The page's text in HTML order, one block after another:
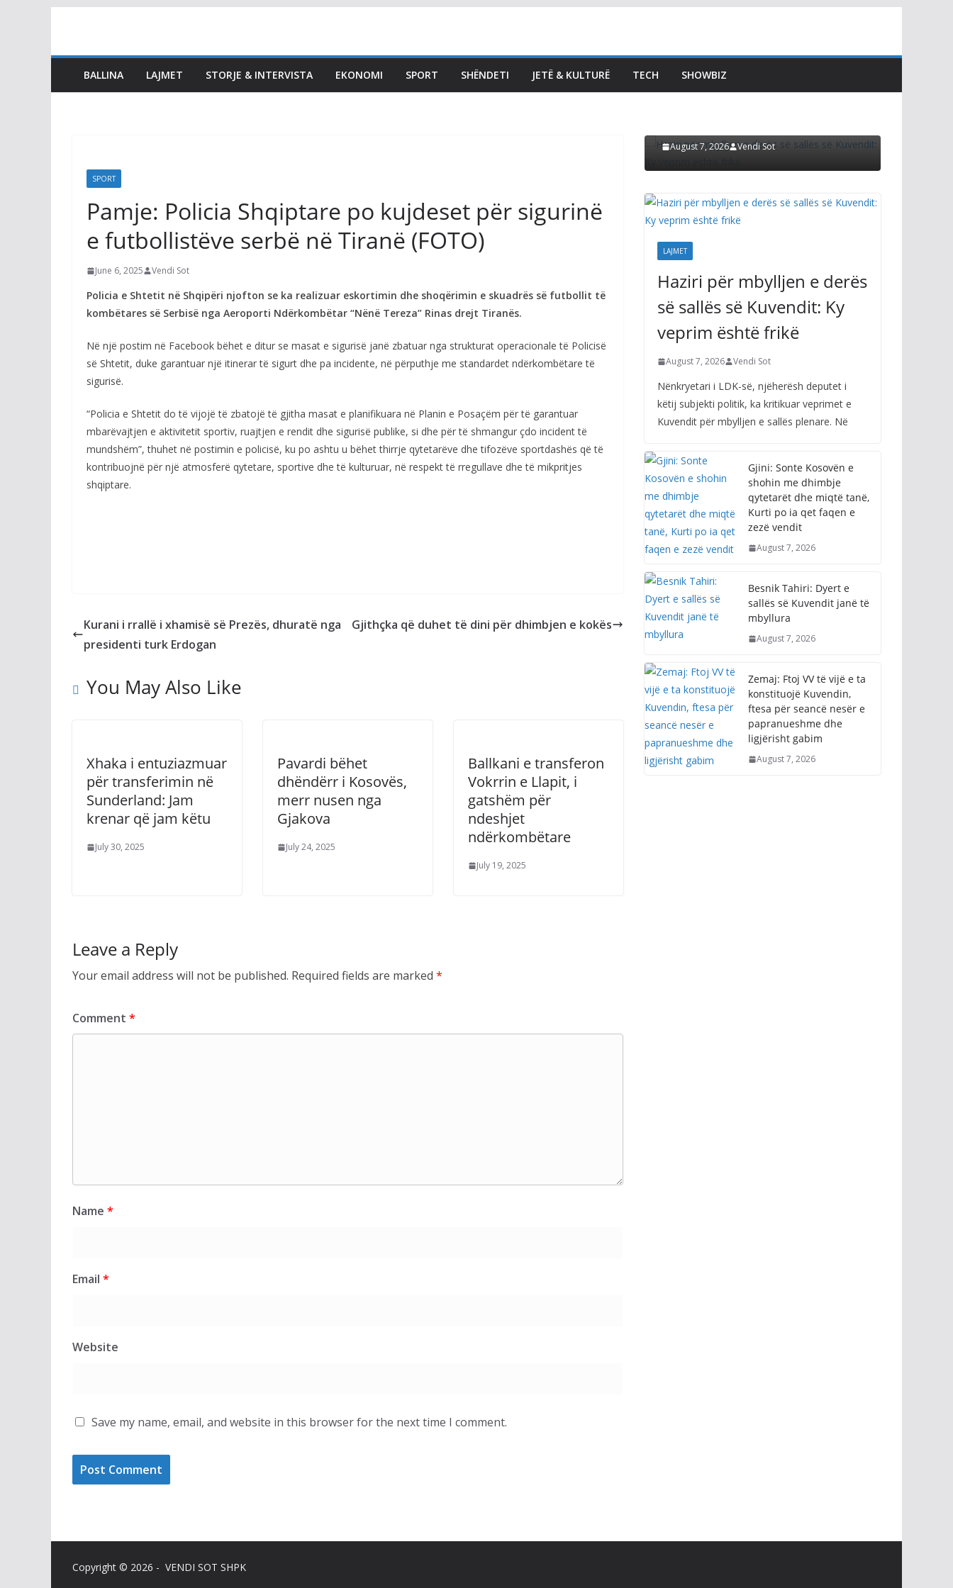
content
BALLINA LAJMET STORJE & INTERVISTA EKONOMI SPORT SHËNDETI JETË & KULTURË TECH SHOWBIZ
SPORT
Pamje: Policia Shqiptare po kujdeset për sigurinë
e futbollistëve serbë në Tiranë (FOTO)
June 6, 2025 Vendi Sot
Policia e Shtetit në Shqipëri njofton se ka realizuar eskortimin dhe shoqërimin e skuadrës së futbollit të
kombëtares së Serbisë nga Aeroporti Ndërkombëtar “Nënë Tereza” Rinas drejt Tiranës.
Në një postim në Facebook bëhet e ditur se masat e sigurisë janë zbatuar nga strukturat operacionale të Policisë
së Shtetit, duke garantuar një itinerar të sigurt dhe pa incidente, në përputhje me standardet ndërkombëtare të
sigurisë.
“Policia e Shtetit do të vijojë të zbatojë të gjitha masat e planifikuara në Planin e Posaçëm për të garantuar
mbarëvajtjen e aktivitetit sportiv, ruajtjen e rendit dhe sigurisë publike, si dhe për të shmangur çdo incident të
mundshëm”, thuhet në postimin e policisë, ku po ashtu u bëhet thirrje qytetarëve dhe tifozëve sportdashës që të
kontribuojnë për një atmosferë qytetare, sportive dhe të kulturuar, në respekt të rregullave dhe të mikpritjes
shqiptare.
Kurani i rrallë i xhamisë së Prezës, dhuratë nga
presidenti turk Erdogan
Gjithçka që duhet të dini për dhimbjen e kokës
You May Also Like
Xhaka i entuziazmuar
për transferimin në
Sunderland: Jam
krenar që jam këtu
July 30, 2025
Pavardi bëhet
dhëndërr i Kosovës,
merr nusen nga
Gjakova
July 24, 2025
Ballkani e transferon
Vokrrin e Llapit, i
gatshëm për
ndeshjet
ndërkombëtare
July 19, 2025
Leave a Reply
Your email address will not be published. Required fields are marked *
Comment *
Name *
Email *
Website
Save my name, email, and website in this browser for the next time I comment.
Zemaj: Ftoj VV të vijë e ta
konstituojë Kuvendin,
ftesa për seancë nesër e
Haziri për mbylljen e
derës së sallës së
Kuvendit: Ky veprim
August 7, 2026 Vendi Sot
Gjini:
LAJMET
Haziri për mbylljen e derës
së sallës së Kuvendit: Ky
veprim është frikë
August 7, 2026 Vendi Sot
Nënkryetari i LDK-së, njëherësh deputet i
këtij subjekti politik, ka kritikuar veprimet e
Kuvendit për mbylljen e sallës plenare. Në
Gjini: Sonte Kosovën e
shohin me dhimbje
qytetarët dhe miqtë tanë,
Kurti po ia qet faqen e
zezë vendit
August 7, 2026
Besnik Tahiri: Dyert e
sallës së Kuvendit janë të
mbyllura
August 7, 2026
Zemaj: Ftoj VV të vijë e ta
konstituojë Kuvendin,
ftesa për seancë nesër e
papranueshme dhe
ligjërisht gabim
August 7, 2026
Copyright © 2026 - VENDI SOT SHPK